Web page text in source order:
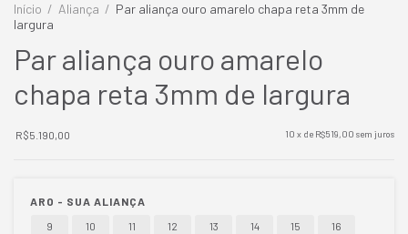
Início / Aliança / Par aliança ouro amarelo chapa reta 3mm de
largura
Par aliança ouro amarelo
chapa reta 3mm de largura
R$5.190,00 10 x de R$519,00 sem juros
ARO - SUA ALIANÇA
9
10 11 12 13 14 15 16